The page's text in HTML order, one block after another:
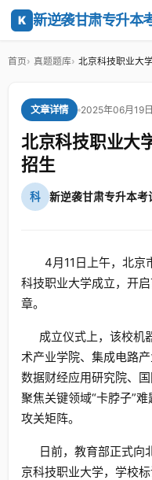
K 新逆袭甘肃专升本
首页 真题题库 北京科技职业大
文章详情 2025年06月19日
北京科技职业大
招生
科 新逆袭甘肃专升本考
4月11日上午，北
科技职业大学成立，开
章。
成立仪式上，该校机
术产业学院、集成电路
数据财经应用研究院、
聚焦关键领域“卡脖子”
攻关矩阵。
日前，教育部正式向
京科技职业大学，学校